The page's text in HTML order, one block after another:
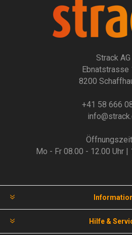
Strack AG
Ebnatstrasse
8200
+41 58 666
Mo - Fr 08.00 - 12.00 Uhr |
Hilfe &